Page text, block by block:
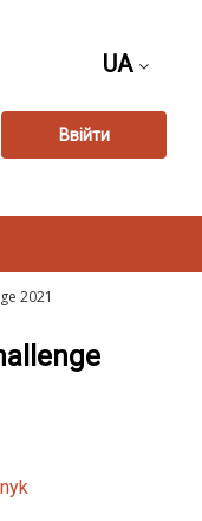
UA
Ввійти
2021